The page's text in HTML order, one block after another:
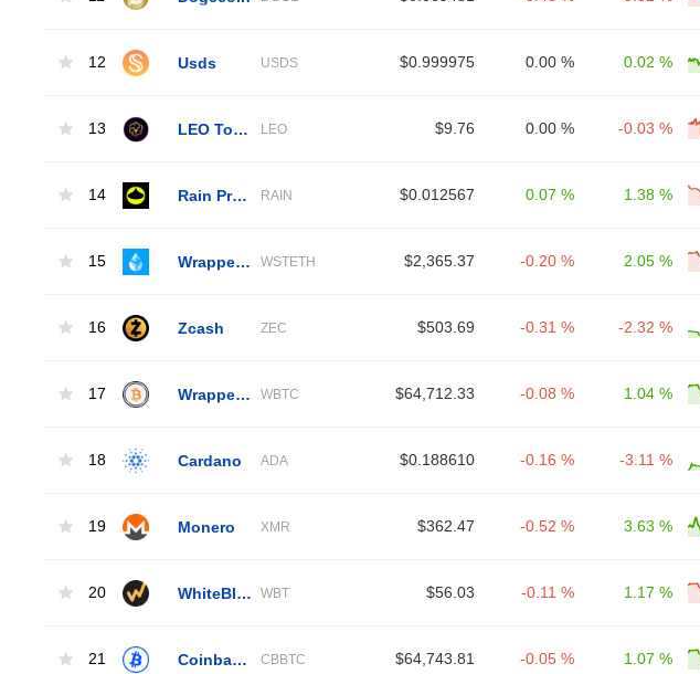
12 Usds USDS $0.999975 0.00 % 0.02 %
13 LEO $9.76 0.00 % -0.03 %
14 Rain Protocol RAIN $0.012567 0.07 % 1.38 %
15 WSTETH $2,365.37 -0.20 % 2.05 %
16 Zcash ZEC $503.69 -0.31 % -2.32 %
17 WBTC $64,712.33 -0.08 % 1.04 %
18 Cardano ADA $0.188610 -0.16 % -3.11 %
19 Monero XMR $362.47 -0.52 % 3.63 %
20 WBT $56.03 -0.11 % 1.17 %
21 CBBTC $64,743.81 -0.05 % 1.07 %